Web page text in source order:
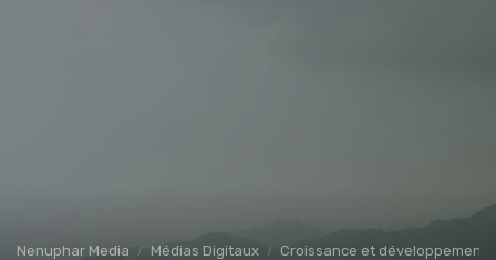
Nenuphar Media Médias Digitaux Croissance et développement